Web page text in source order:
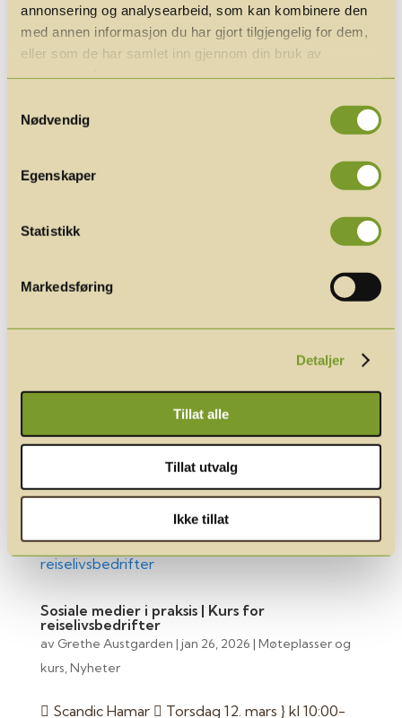
annonsering og analysearbeid, som kan kombinere den
med annen informasjon du har gjort tilgjengelig for dem,
eller som de har samlet inn gjennom din bruk av
Nødvendig
Egenskaper
Statistikk
Markedsføring
Detaljer
Tillat alle
Tillat utvalg
Ikke tillat
avbjarte|feb 18, 2026
,
Reiseliv, se partnernytt for informasjon. 👉 Kjøp
Midt i målområdet under World...
Sosiale medier i praksis | Kurs for
reiselivsbedrifter
av Grethe Austgarden | jan 26, 2026 | Møteplasser og
kurs,Nyheter
 Scandic Hamar  Torsdag 12. mars } kl 10:00-